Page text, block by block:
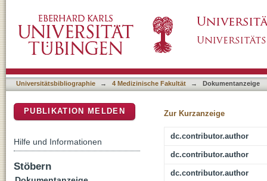
Universitätsbibliographie → 4 Medizinische Fakultät → Dokumentanzeige
Zur Kurzanzeige
dc.contributor.author
dc.contributor.author
dc.contributor.author
PUBLIKATION MELDEN
Hilfe und Informationen
Stöbern